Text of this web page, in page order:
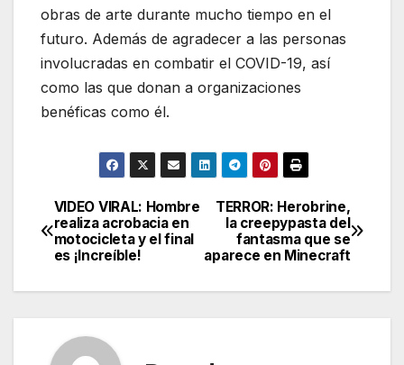
obras de arte durante mucho tiempo en el
futuro. Además de agradecer a las personas
involucradas en combatir el COVID-19, así
como las que donan a organizaciones
benéficas como él.
Navegación
de
entradas
TERROR: Herobrine,
la creepypasta del
fantasma que se
aparece en Minecraft
VIDEO VIRAL: Hombre
realiza acrobacia en
motocicleta y el final
es ¡Increíble!